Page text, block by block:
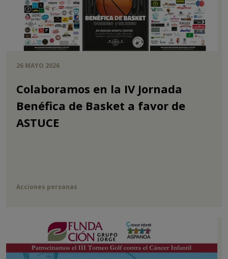
26 MAYO 2026
Colaboramos en la IV Jornada
Benéfica de Basket a favor de
ASTUCE
Acciones personas